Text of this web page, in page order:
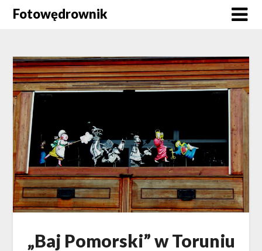
SkipFotowędrownik
„Baj Pomorski” w Toruniu